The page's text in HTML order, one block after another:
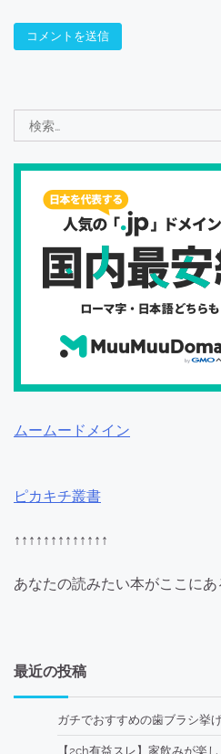
索:
ムームードメイン
ピカキチ叢書
↑↑↑↑↑↑↑↑↑↑↑↑↑
あなたの読みたい本がここにあ
最近の投稿
ガチでおすすめの歯ブラシ挙
【2ch有益スレ】家飲みが楽